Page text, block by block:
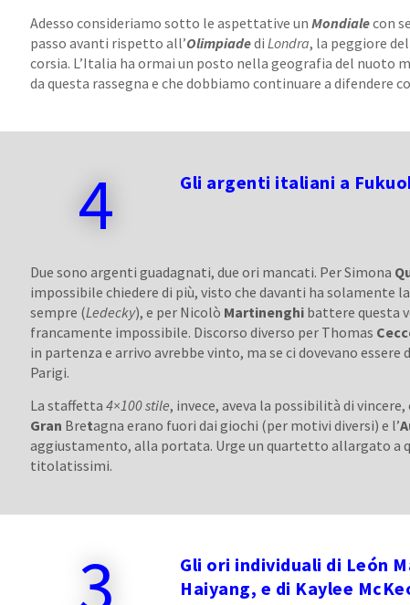
Adesso consideriamo sotto le aspettative unMondialecon
passo avanti rispetto all’OlimpiadediLondra, la peggiore
corsia. L’Italia ha ormai un posto nella geografia del nuoto
da questa rassegna e che dobbiamo continuare a difendere
4 Gli argenti italiani a
Due sono argenti guadagnati, due ori mancati. Per Simona
impossibile chiedere di più, visto che davanti ha solamente
sempre (Ledecky), e per Nicolò Martinenghi battere questa
francamente impossibile. Discorso diverso per Thomas
in partenza e arrivo avrebbe vinto, ma se ci dovevano essere
Parigi.
La staffetta4×100 stile, invece, aveva la possibilità di
Gran Bretagna erano fuori dai giochi (per motivi diversi) e l’
aggiustamento, alla portata. Urge un quartetto allargato a
titolatissimi.
3
Gli ori individuali di León
Haiyang, e di Kaylee